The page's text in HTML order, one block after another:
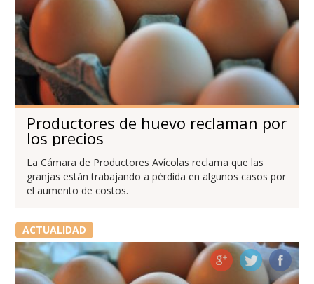
Productores de huevo reclaman por
los precios
La Cámara de Productores Avícolas reclama que las
granjas están trabajando a pérdida en algunos casos por
el aumento de costos.
ACTUALIDAD